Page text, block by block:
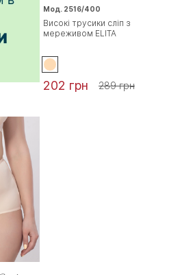
Мод. 2516/400
Високі трусики сліп з
мереживом ELITA
202 грн 289 грн